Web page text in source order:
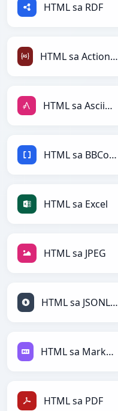
HTML sa RDF
HTML sa ActionScript
HTML sa AsciiDoc
HTML sa BBCode
HTML sa Excel
HTML sa JPEG
HTML sa JSONLines
HTML sa Markdown
HTML sa PDF